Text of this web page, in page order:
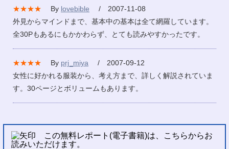
★★★★ By lovebible
/ 2007-11-08
外見からマインドまで、基本中の基本は全て網羅しています。
全30Pもあるにもかかわらず、とても読みやすかったです。
★★★★ By prj_miya
/ 2007-09-12
女性に好かれる服装から、考え方まで、詳しく解説されていま
す。30ページとボリュームもあります。
この無料レポート(電子書籍)は、こちらからお
読みいただけます。